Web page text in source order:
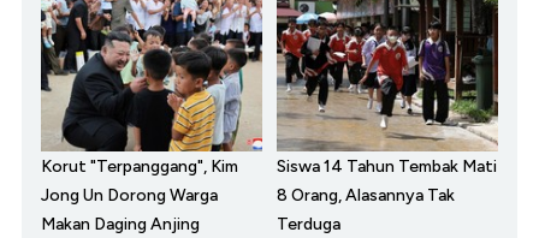
Korut "Terpanggang", Kim
Jong Un Dorong Warga
Makan Daging Anjing
Siswa 14 Tahun Tembak Mati
8 Orang, Alasannya Tak
Terduga